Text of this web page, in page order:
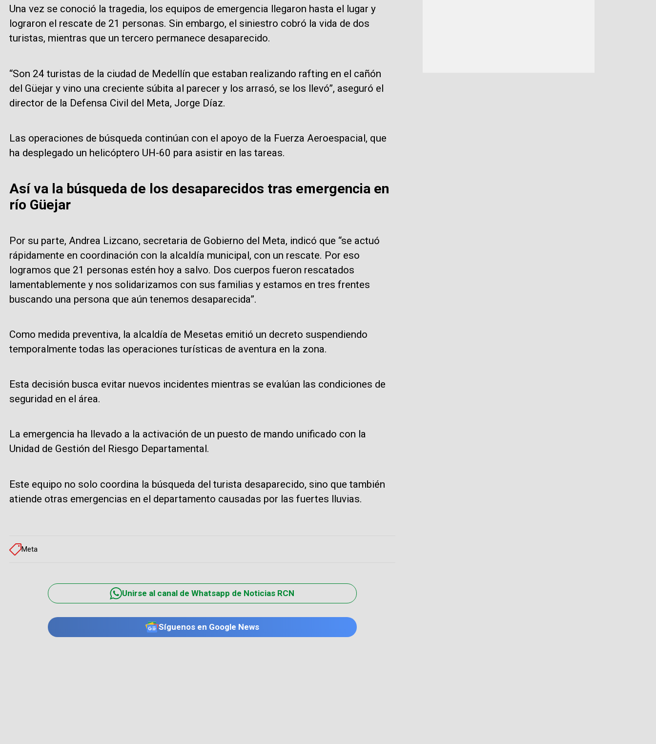
Una vez se conoció la tragedia, los equipos de emergencia llegaron hasta el lugar y
lograron el rescate de 21 personas. Sin embargo, el siniestro cobró la vida de dos
turistas, mientras que un tercero permanece desaparecido.
“Son 24 turistas de la ciudad de Medellín que estaban realizando rafting en el cañón
del Güejar y vino una creciente súbita al parecer y los arrasó, se los llevó”, aseguró el
director de la Defensa Civil del Meta, Jorge Díaz.
Las operaciones de búsqueda continúan con el apoyo de la Fuerza Aeroespacial, que
ha desplegado un helicóptero UH-60 para asistir en las tareas.
Así va la búsqueda de los desaparecidos tras emergencia en
río Güejar
Por su parte, Andrea Lizcano, secretaria de Gobierno del Meta, indicó que “se actuó
rápidamente en coordinación con la alcaldía municipal, con un rescate. Por eso
logramos que 21 personas estén hoy a salvo. Dos cuerpos fueron rescatados
lamentablemente y nos solidarizamos con sus familias y estamos en tres frentes
buscando una persona que aún tenemos desaparecida”.
Como medida preventiva, la alcaldía de Mesetas emitió un decreto suspendiendo
temporalmente todas las operaciones turísticas de aventura en la zona.
Esta decisión busca evitar nuevos incidentes mientras se evalúan las condiciones de
seguridad en el área.
La emergencia ha llevado a la activación de un puesto de mando unificado con la
Unidad de Gestión del Riesgo Departamental.
Este equipo no solo coordina la búsqueda del turista desaparecido, sino que también
atiende otras emergencias en el departamento causadas por las fuertes lluvias.
Meta
Unirse al canal de Whatsapp de Noticias RCN
Síguenos en Google News